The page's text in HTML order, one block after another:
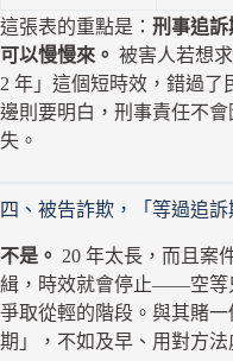
這張表的重點是： 刑事追訴
可以慢慢來。 被害人若想
2 年」這個短時效，錯過了
邊則要明白，刑事責任不
失。
四、被告詐欺，「等過追訴
不是。 20 年太長，而且案
緝，時效就會停止——空等
爭取從輕的階段。與其賭
期」，不如及早、用對方法